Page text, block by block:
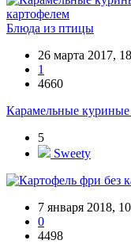
Блюда из птицы
26 марта 2017,
1
4660
Карамельные
5
Sweety
7 января 2018,
0
4498